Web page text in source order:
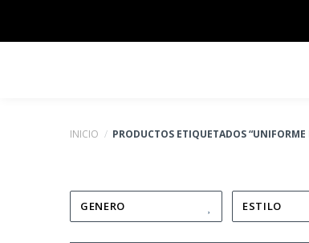
INICIO / PRODUCTOS ETIQUETADOS “UNIFORME
GENERO ESTILO